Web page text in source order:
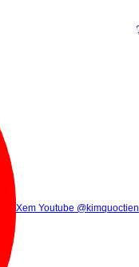
Xem Tik Tok
(8h00 - 21h30)
(8h00 -
Gọi điện (8h00 - 21h30)
Xem Youtube @kimquoctien